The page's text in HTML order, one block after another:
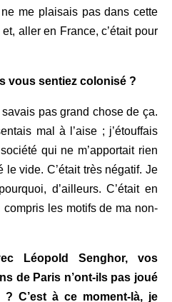
ne me plaisais pas dans cette
aller en France, c’était pour
vous sentiez colonisé ?
pas grand chose de ça.
mal à l’aise ; j’étouffais
qui ne m’apportait rien
le vide. C’était très négatif. Je
d’ailleurs. C’était en
compris les motifs de ma non-
Léopold Senghor, vos
de Paris n’ont-ils pas joué
C’est à ce moment-là, je